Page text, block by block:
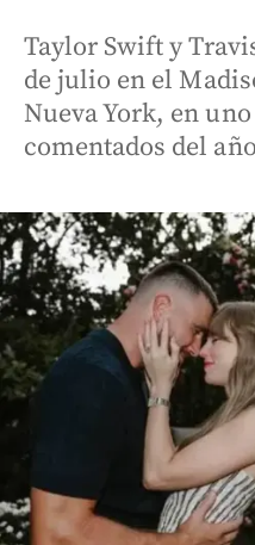
Taylor Swift y
de julio en el
Nueva York, en
comentados del